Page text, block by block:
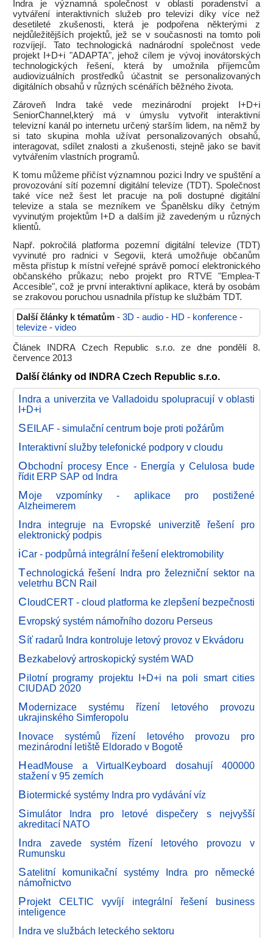
Indra je významná společnost v oblasti poradenství a
vytváření interaktivních služeb pro televizi díky více než
desetileté zkušenosti, která je podpořena některými z
nejdůležitějších projektů, jež se v současnosti na tomto poli
rozvíjejí. Tato technologická nadnárodní společnost vede
projekt I+D+i "ADAPTA", jehož cílem je vývoj inovátorských
technologických řešení, která by umožnila příjemcům
audiovizuálních prostředků účastnit se personalizovaných
digitálních obsahů v různých scénářích běžného života.
Zároveň Indra také vede mezinárodní projekt I+D+i
SeniorChannel,který má v úmyslu vytvořit interaktivní
televizní kanál po internetu určený starším lidem, na němž by
si tato skupina mohla užívat personalizovaných obsahů,
interagovat, sdílet znalosti a zkušenosti, stejně jako se bavit
vytvářením vlastních programů.
K tomu můžeme přičíst významnou pozici Indry ve spuštění a
provozování sítí pozemní digitální televize (TDT). Společnost
také více než šest let pracuje na poli dostupné digitální
televize a stala se mezníkem ve Španělsku díky četným
vyvinutým projektům I+D a dalším již zavedeným u různých
klientů.
Např. pokročilá platforma pozemní digitální televize (TDT)
vyvinuté pro radnici v Segovii, která umožňuje občanům
města přístup k místní veřejné správě pomocí elektronického
občanského průkazu; nebo projekt pro RTVE "Emplea-T
Accesible", což je první interaktivní aplikace, která by osobám
se zrakovou poruchou usnadnila přístup ke službám TDT.
Další články k tématům - 3D - audio - HD - konference -
televize - video
Článek INDRA Czech Republic s.r.o. ze dne pondělí 8.
července 2013
Další články od INDRA Czech Republic s.r.o.
Indra a univerzita ve Valladoidu spolupracují v oblasti
I+D+i
S EILAF - simulační centrum boje proti požárům
Interaktivní služby telefonické podpory v cloudu
O bchodní procesy Ence - Energía y Celulosa bude
řídit ERP SAP od Indra
Moje vzpomínky - aplikace pro postižené
Alzheimerem
Indra integruje na Evropské univerzitě řešení pro
elektronický podpis
iCar - podpůrná integrální řešení elektromobility
Technologická řešení Indra pro železniční sektor na
veletrhu BCN Rail
C loudCERT - cloud platforma ke zlepšení bezpečnosti
Evropský systém námořního dozoru Perseus
Síť radarů Indra kontroluje letový provoz v Ekvádoru
Bezkabelový artroskopický systém WAD
Pilotní programy projektu I+D+i na poli smart cities
CIUDAD 2020
Modernizace systému řízení letového provozu
ukrajinského Simferopolu
Inovace systémů řízení letového provozu pro
mezinárodní letiště Eldorado v Bogotě
HeadMouse a VirtualKeyboard dosahují 400000
stažení v 95 zemích
Biotermické systémy Indra pro vydávání víz
Simulátor Indra pro letové dispečery s nejvyšší
akreditací NATO
Indra zavede systém řízení letového provozu v
Rumunsku
Satelitní komunikační systémy Indra pro německé
námořnictvo
Projekt CELTIC vyvíjí integrální řešení business
inteligence
Indra ve službách leteckého sektoru